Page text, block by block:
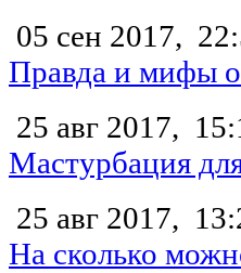
05 сен 2017,
Правда и мифы
25 авг 2017,
Мастурбация
25 авг 2017,
На сколько